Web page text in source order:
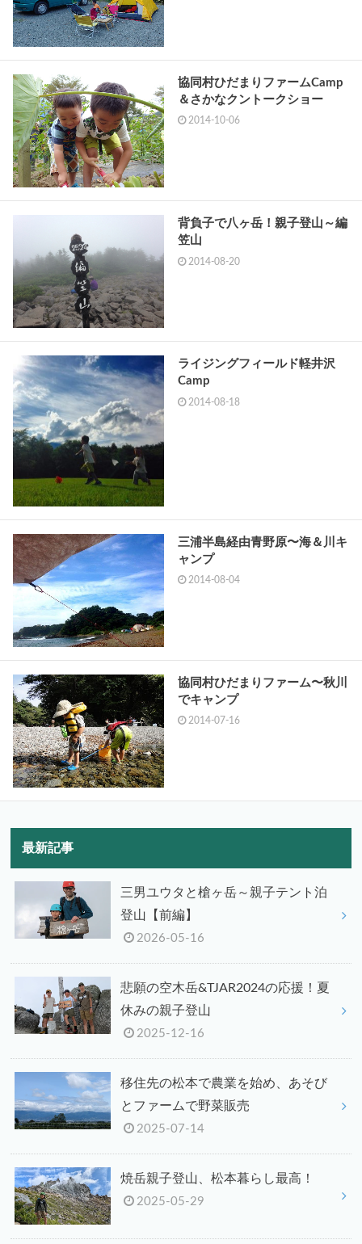
協同村ひだまりファームCamp
＆さかなクントークショー
2014-10-06
背負子で八ヶ岳！親子登山～編
笠山
2014-08-20
ライジングフィールド軽井沢
Camp
2014-08-18
三浦半島経由青野原〜海＆川キ
ャンプ
2014-08-04
協同村ひだまりファーム〜秋川
でキャンプ
2014-07-16
最新記事
三男ユウタと槍ヶ岳～親子テント泊
登山【前編】
2026-05-16
悲願の空木岳&TJAR2024の応援！夏
休みの親子登山
2025-12-16
移住先の松本で農業を始め、あそび
とファームで野菜販売
2025-07-14
焼岳親子登山、松本暮らし最高！
2025-05-29